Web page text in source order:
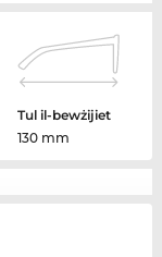
Tul il-bewżijiet
130 mm